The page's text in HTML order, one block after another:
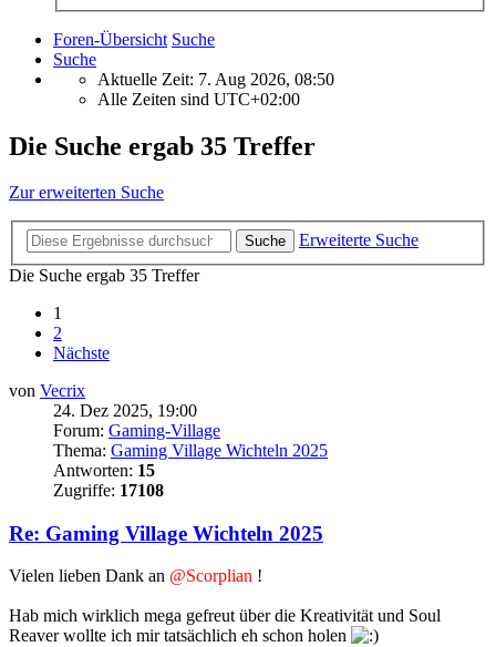
Foren-Übersicht Suche
Suche
Aktuelle Zeit: 7. Aug 2026, 08:50
Alle Zeiten sind UTC+02:00
Die Suche ergab 35 Treffer
Zur erweiterten Suche
Suche
Erweiterte Suche
Die Suche ergab 35 Treffer
1
2
Nächste
von Vecrix
24. Dez 2025, 19:00
Forum: Gaming-Village
Thema: Gaming Village Wichteln 2025
Antworten: 15
Zugriffe: 17108
Re: Gaming Village Wichteln 2025
Vielen lieben Dank an @Scorplian !
Hab mich wirklich mega gefreut über die Kreativität und Soul
Reaver wollte ich mir tatsächlich eh schon holen